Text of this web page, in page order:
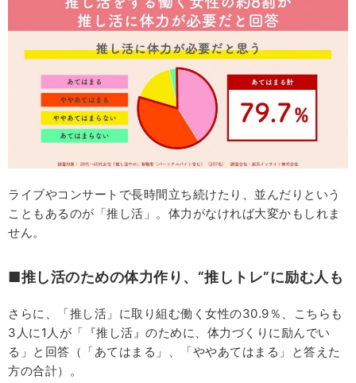
ライブやコンサートで長時間立ち続けたり、並んだりという
こともあるのが「推し活」。体力がなければ大変かもしれま
せん。
■推し活のための体力作り、“推しトレ”に励む人も
さらに、「推し活」に取り組む働く女性の30.9％、こちらも
3人に1人が「『推し活』のために、体力づくりに励んでい
る」と回答（「あてはまる」、「ややあてはまる」と答えた
方の合計）。